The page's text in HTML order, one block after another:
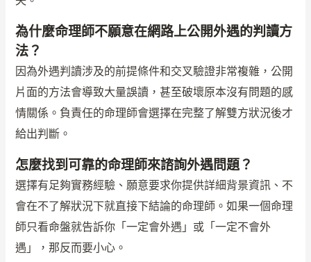
為什麼命理師不願意在網路上公開外遇的判讀方
法？
因為外遇判讀涉及的前提條件和交叉驗證非常複雜，公開
片面的方法會導致大量誤讀，甚至破壞原本沒有問題的感
情關係。負責任的命理師會選擇在完整了解雙方狀況後才
給出判斷。
怎麼找到可靠的命理師來諮詢外遇問題？
選擇有足夠實務經驗、願意要求你提供詳細背景資訊、不
會在不了解狀況下就直接下結論的命理師。如果一個命理
師只看命盤就告訴你「一定會外遇」或「一定不會外
遇」，那反而要小心。